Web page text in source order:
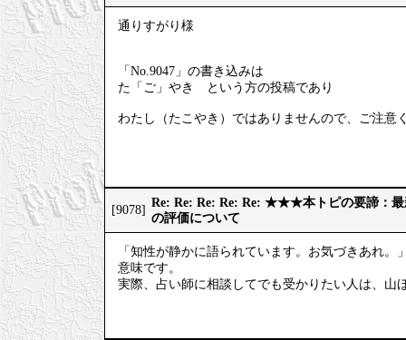
通りすがり様
「No.9047」の書き込みは
た「ご」やき という方の投稿であり
わたし（たこやき）ではありませんので、ご注意
[9078]
Re: Re: Re: Re: Re: ★★★本トピの要諦：最
の評価について
「知性が静かに語られています。お気づきあれ
意味です。
実際、占い師に相談してでも受かりたい人は、山